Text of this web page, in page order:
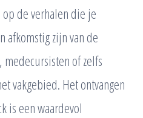
op de verhalen die je
afkomstig zijn van de
of zelfs
vakgebied. Het ontvangen
is een waardevol